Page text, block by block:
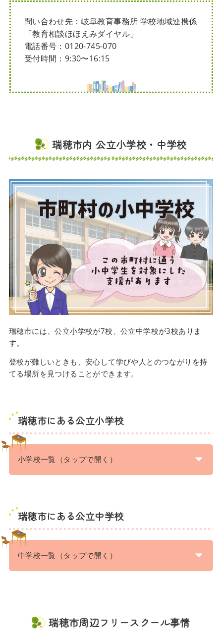
問い合わせ先：岐阜教育事務所 学校地域連携係
「教育相談ほほえみダイヤル」
電話番号：0120-745-070
受付時間：9:30〜16:15
瑞穂市内 公立小学校・中学校
瑞穂市には、公立小学校が7校、公立中学校が3校ありま
す。
登校が難しいときも、安心して学びや人とのつながりを持
てる場所を見つけることができます。
瑞穂市にある公立小学校
小学校一覧（タップで開く）
瑞穂市にある公立中学校
中学校一覧（タップで開く）
瑞穂市周辺フリースクール事情